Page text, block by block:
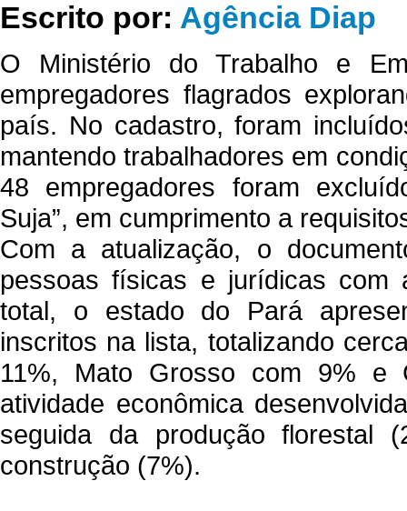
Escrito por: Agência Diap
O Ministério do Trabalho e
empregadores flagrados
país. No cadastro, foram
mantendo trabalhadores em
48 empregadores foram
Suja”, em cumprimento a
Com a atualização, o
pessoas físicas e jurídicas com
total, o estado do Pará
inscritos na lista, totalizando
11%, Mato Grosso com 9% e
atividade econômica
seguida da produção florestal
construção (7%).